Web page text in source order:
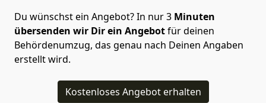
Du wünschst ein Angebot? In nur 3 Minuten
übersenden wir Dir ein Angebotfür deinen
Behördenumzug, das genau nach Deinen Angaben
erstellt wird.
Kostenloses Angebot erhalten